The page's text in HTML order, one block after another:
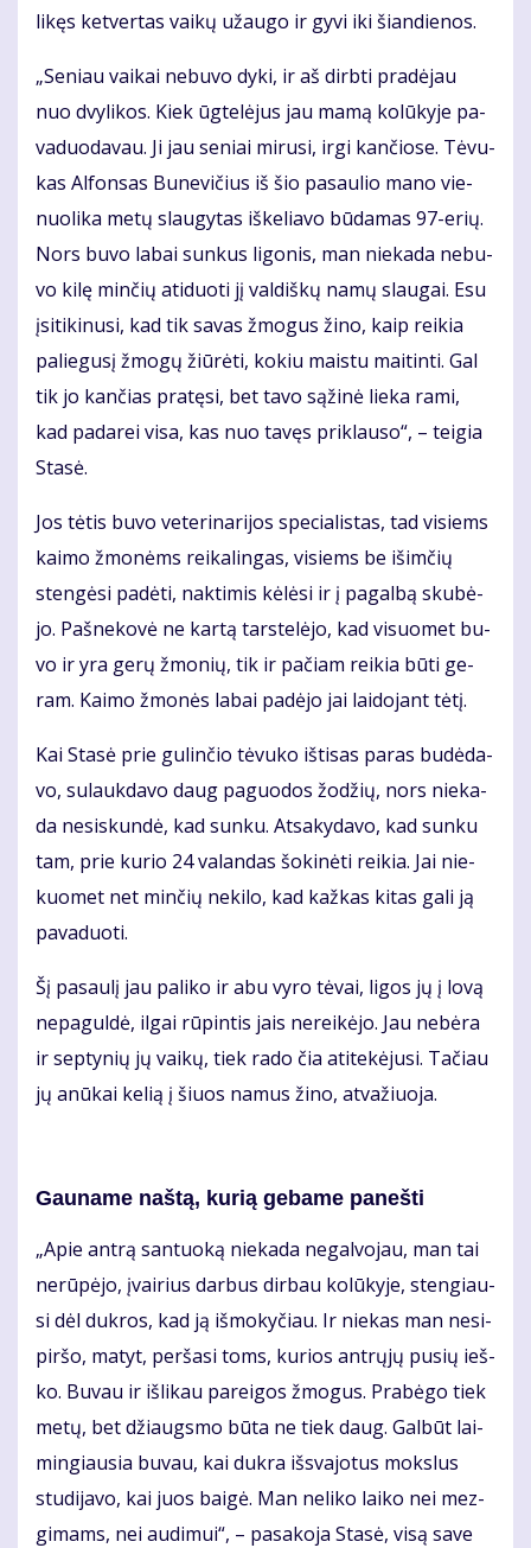
li­kęs ket­ver­tas vai­kų už­au­go ir gy­vi iki šian­die­nos.
„Se­niau vai­kai ne­bu­vo dy­ki, ir aš dirb­ti pra­dė­jau
nuo dvy­li­kos. Kiek ūg­te­lė­jus jau ma­mą ko­lū­ky­je pa­
va­duo­da­vau. Ji jau se­niai mi­ru­si, ir­gi kan­čio­se. Tė­vu­
kas Al­fon­sas Bu­ne­vi­čius iš šio pa­sau­lio ma­no vie­
nuo­li­ka me­tų slau­gy­tas iš­ke­lia­vo bū­da­mas 97-erių.
Nors bu­vo la­bai sun­kus li­go­nis, man nie­ka­da ne­bu­
vo ki­lę min­čių ati­duo­ti jį val­diš­kų na­mų slau­gai. Esu
įsi­ti­ki­nu­si, kad tik sa­vas žmo­gus ži­no, kaip rei­kia
pa­lie­gu­sį žmo­gų žiū­rė­ti, ko­kiu mais­tu mai­tin­ti. Gal
tik jo kan­čias pra­tę­si, bet ta­vo są­ži­nė lie­ka ra­mi,
kad pa­da­rei vi­sa, kas nuo ta­vęs pri­klau­so“, – tei­gia
Sta­sė.
Jos tė­tis bu­vo ve­te­ri­na­ri­jos spe­cia­lis­tas, tad vi­siems
kai­mo žmo­nėms rei­ka­lin­gas, vi­siems be iš­im­čių
sten­gė­si pa­dė­ti, nak­ti­mis kė­lė­si ir į pa­gal­bą sku­bė­
jo. Pa­šne­ko­vė ne kar­tą tars­te­lė­jo, kad vi­suo­met bu­
vo ir yra ge­rų žmo­nių, tik ir pa­čiam rei­kia bū­ti ge­
ram. Kai­mo žmo­nės la­bai pa­dė­jo jai lai­do­jant tė­tį.
Kai Sta­sė prie gu­lin­čio tė­vu­ko iš­ti­sas pa­ras bu­dė­da­
vo, su­lauk­da­vo daug pa­guo­dos žo­džių, nors nie­ka­
da ne­si­skun­dė, kad sun­ku. At­sa­ky­da­vo, kad sun­ku
tam, prie ku­rio 24 va­lan­das šo­ki­nė­ti rei­kia. Jai nie­
kuo­met net min­čių ne­ki­lo, kad kaž­kas ki­tas ga­li ją
pa­va­duo­ti.
Šį pa­sau­lį jau pa­li­ko ir abu vy­ro tė­vai, li­gos jų į lo­vą
ne­pa­gul­dė, il­gai rū­pin­tis jais ne­rei­kė­jo. Jau ne­bė­ra
ir sep­ty­nių jų vai­kų, tiek ra­do čia ati­te­kė­ju­si. Ta­čiau
jų anū­kai ke­lią į šiuos na­mus ži­no, at­va­žiuo­ja.
Gau­na­me naš­tą, ku­rią ge­ba­me pa­neš­ti
„Apie an­trą san­tuo­ką nie­ka­da ne­gal­vo­jau, man tai
ne­rū­pė­jo, įvai­rius dar­bus dir­bau ko­lū­ky­je, sten­giau­
si dėl duk­ros, kad ją iš­mo­ky­čiau. Ir nie­kas man ne­si­
pir­šo, ma­tyt, per­ša­si toms, ku­rios ant­rų­jų pu­sių ieš­
ko. Bu­vau ir iš­li­kau pa­rei­gos žmo­gus. Pra­bė­go tiek
me­tų, bet džiaugs­mo bū­ta ne tiek daug. Gal­būt lai­
min­giau­sia bu­vau, kai duk­ra iš­sva­jo­tus moks­lus
stu­di­ja­vo, kai juos bai­gė. Man ne­li­ko lai­ko nei mez­
gi­mams, nei au­di­mui“, – pa­sa­ko­ja Sta­sė, vi­są sa­ve